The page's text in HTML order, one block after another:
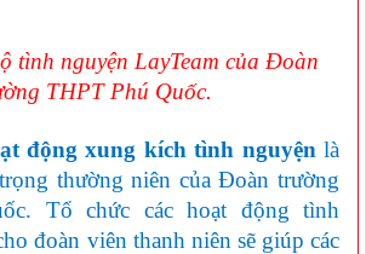
tình nguyện LayTeam của Đoàn
THPT Phú Quốc.
xung kích tình nguyện là
thường niên của Đoàn trường
Tổ chức các hoạt động tình
đoàn viên thanh niên sẽ giúp các